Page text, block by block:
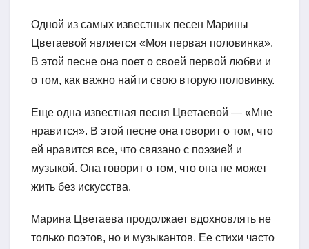
Одной из самых известных песен Марины
Цветаевой является «Моя первая половинка».
В этой песне она поет о своей первой любви и
о том, как важно найти свою вторую половинку.
Еще одна известная песня Цветаевой — «Мне
нравится». В этой песне она говорит о том, что
ей нравится все, что связано с поэзией и
музыкой. Она говорит о том, что она не может
жить без искусства.
Марина Цветаева продолжает вдохновлять не
только поэтов, но и музыкантов. Ее стихи часто